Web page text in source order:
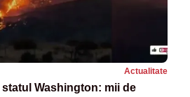
Actualitate
Washington: mii de